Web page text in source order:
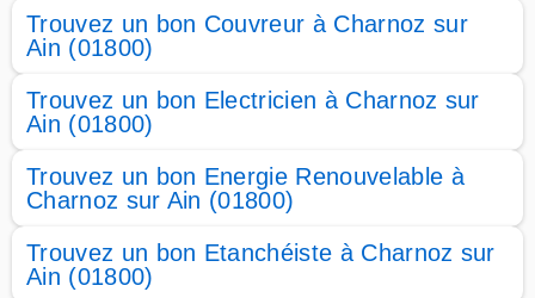
Trouvez un bon Couvreur à Charnoz sur
Ain (01800)
Trouvez un bon Electricien à Charnoz sur
Ain (01800)
Trouvez un bon Energie Renouvelable à
Charnoz sur Ain (01800)
Trouvez un bon Etanchéiste à Charnoz sur
Ain (01800)